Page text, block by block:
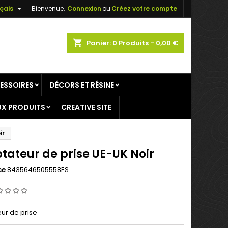
Bienvenue, Connexionou Créez votre compte

shopping_cart Panier: 0 Produits - 0,00 €
DÉCORS ET RÉSINE
PRODUITS CREATIVE SITE
de prise UE-UK Noir
8435646505558ES
de prise